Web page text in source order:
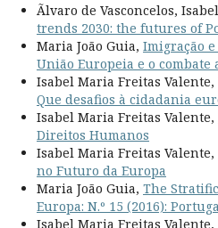
Ãlvaro de Vasconcelos,
trends 2030: the futures of
Maria João Guia, Imigração e
União Europeia e o combate
Isabel Maria Freitas
Que desafios à cidadania
Isabel Maria Freitas Valente,
Direitos Humanos
Isabel Maria Freitas Valente,
no Futuro da Europa
Maria João Guia, The
Europa: N.º 15 (2016):
Isabel Maria Freitas Valente,